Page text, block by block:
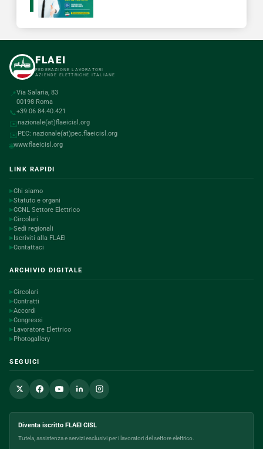
FLAEI
FEDERAZIONE LAVORATORI
AZIENDE ELETTRICHE ITALIANE
📍Via Salaria, 83
00198 Roma
📞+39 06 84.40.421
✉️nazionale(at)flaeicisl.org
✉️PEC: nazionale(at)pec.flaeicisl.org
🌐www.flaeicisl.org
LINK RAPIDI
▶Chi siamo
▶Statuto e organi
▶CCNL Settore Elettrico
▶Circolari
▶Sedi regionali
▶ Iscriviti alla FLAEI
▶Contattaci
ARCHIVIO DIGITALE
▶Circolari
▶Contratti
▶Accordi
▶Congressi
▶ Lavoratore Elettrico
▶ Photogallery
SEGUICI
Diventa iscritto FLAEI CISL
Tutela, assistenza e servizi esclusivi per i lavoratori del settore elettrico.